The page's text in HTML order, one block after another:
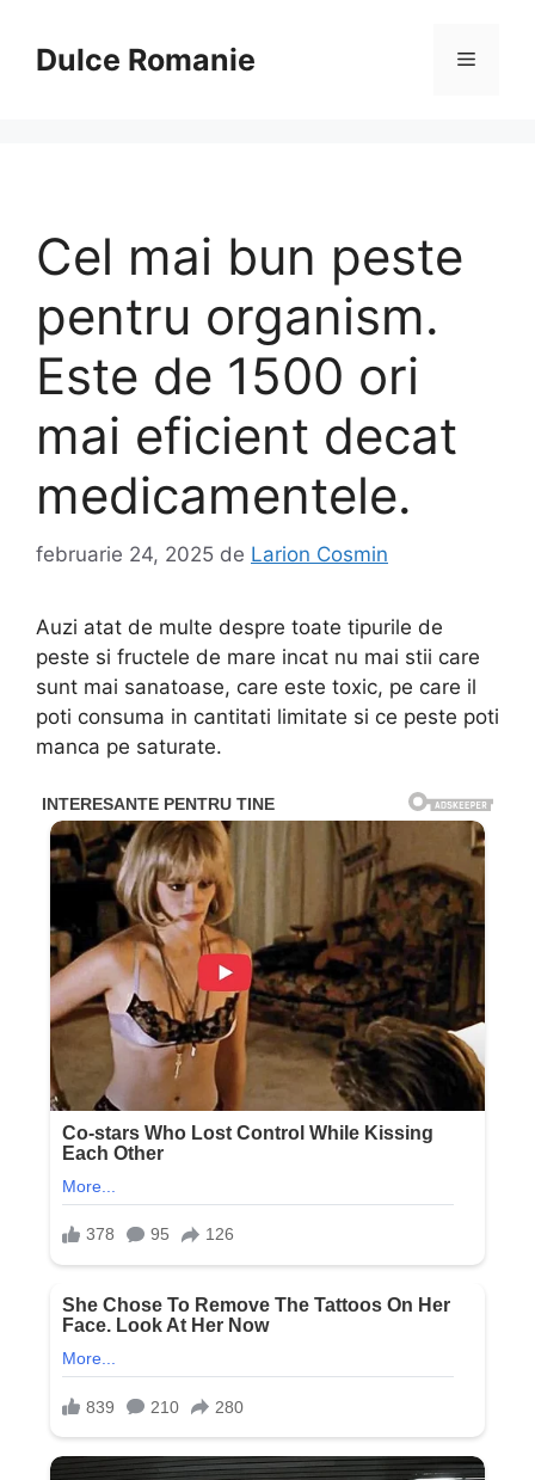
conținutDulce Romanie Meniu
Cel mai bun peste
pentru organism.
Este de 1500 ori
mai eficient decat
medicamentele.
februarie 24, 2025 de Larion Cosmin
Auzi atat de multe despre toate tipurile de
peste si fructele de mare incat nu mai stii care
sunt mai sanatoase, care este toxic, pe care il
poti consuma in cantitati limitate si ce peste poti
manca pe saturate.